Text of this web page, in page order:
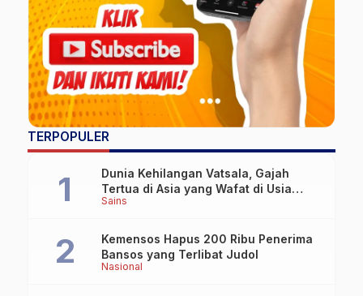
TERPOPULER
Sains
Dunia Kehilangan Vatsala, Gajah
Tertua di Asia yang Wafat di Usia
Lebih dari 100 Tahun
Nasional
Kemensos Hapus 200 Ribu Penerima
Bansos yang Terlibat Judol